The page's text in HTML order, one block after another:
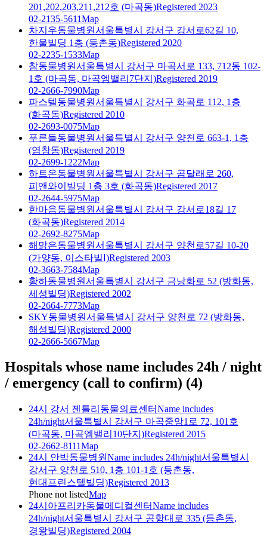
201,202,203,211,212호 (마곡동)Registered 2023
02-2135-5611Map
차지우동물병원서울특별시 강서구 강서로62길 10,
한울빌딩 1층 (등촌동)Registered 2020
02-2235-1533Map
참동물병원서울특별시 강서구 마곡서로 133, 712동 102-
1호 (마곡동, 마곡엠밸리7단지)Registered 2019
02-2666-7990Map
파스텔동물병원서울특별시 강서구 화곡로 112, 1층
(화곡동)Registered 2010
02-2693-0075Map
푸른들동물병원서울특별시 강서구 양천로 663-1, 1층
(염창동)Registered 2019
02-2699-1222Map
하트온동물병원서울특별시 강서구 곰달래로 260,
피앤와이빌딩 1층 3호 (화곡동)Registered 2017
02-2644-5975Map
한마음동물병원서울특별시 강서구 강서로18길 17
(화곡동)Registered 2014
02-2692-8275Map
해맑은동물병원서울특별시 강서구 양천로57길 10-20
(가양동, 이스타빌Ⅰ)Registered 2003
02-3663-7584Map
황하동물병원서울특별시 강서구 금낭화로 52 (방화동,
세성빌딩)Registered 2002
02-2664-7773Map
SKY동물병원서울특별시 강서구 양천로 72 (방화동,
해성빌딩)Registered 2000
02-2666-5667Map
Hospitals whose name includes 24h / night
/ emergency (call to confirm) (4)
24시 강서 젠틀리동물의료센터Name includes
24h/night서울특별시 강서구 마곡중앙1로 72, 101호
(마곡동, 마곡엠밸리10단지)Registered 2015
02-2662-8111Map
24시 안박동물병원Name includes 24h/night서울특별시
강서구 양천로 510, 1층 101-1호 (등촌동,
현대프린스텔빌딩)Registered 2013
Phone not listedMap
24시아프리카동물메디컬센터Name includes
24h/night서울특별시 강서구 공항대로 335 (등촌동,
경왕빌딩)Registered 2004